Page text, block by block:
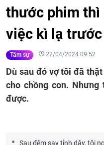
thước phim
việc kì lạ trước
Tâm sự 22/04/2024 09:52
Dù sau đó vợ tôi đã
cho chồng con.
được.
Sau đêm say tỉnh dậy, tôi